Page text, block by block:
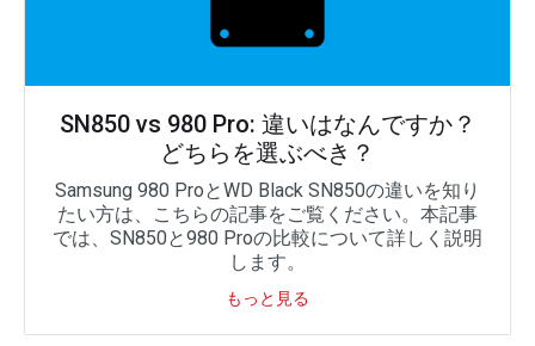
SN850 vs 980 Pro: 違いはなんですか？
どちらを選ぶべき？
Samsung 980 ProとWD Black SN850の違いを知り
たい方は、こちらの記事をご覧ください。本記事
では、SN850と980 Proの比較について詳しく説明
します。
もっと見る